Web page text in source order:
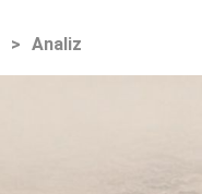
> Analiz